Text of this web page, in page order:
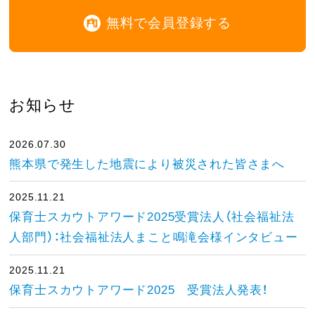
無料で会員登録する
お知らせ
2026.07.30
熊本県で発生した地震により被災された皆さまへ
2025.11.21
保育士スカウトアワード2025受賞法人（社会福祉法
人部門）：社会福祉法人まこと鳴滝会様インタビュー
2025.11.21
保育士スカウトアワード2025 受賞法人発表！